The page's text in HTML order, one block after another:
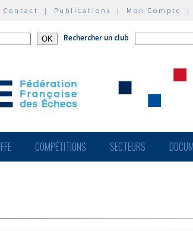
Contact | Publications | Mon Compte |
Rechercher un club
FFE COMPÉTITIONS SECTEURS